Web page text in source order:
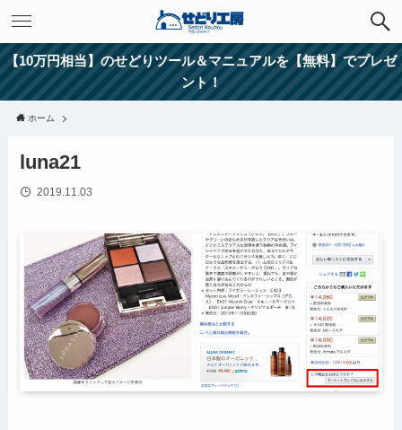
【10万円相当】のせどりツール＆マニュアルを【無料】でプレゼ
ント！
ホーム
luna21
2019.11.03